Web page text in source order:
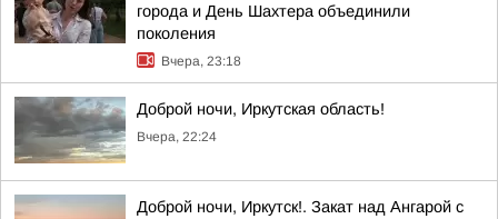
города и День Шахтера объединили
поколения
Вчера, 23:18
Доброй ночи, Иркутская область!
Вчера, 22:24
Доброй ночи, Иркутск!. Закат над Ангарой с